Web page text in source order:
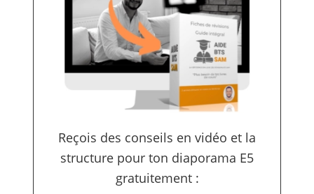
Reçois des conseils en vidéo et la
structure pour ton diaporama E5
gratuitement :